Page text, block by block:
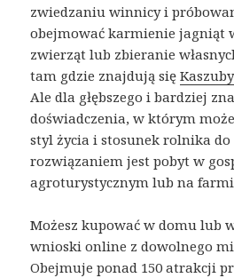
zwiedzaniu winnicy i
obejmować karmienie jagniąt
zwierząt lub zbieranie
tam gdzie znajdują się
Ale dla głębszego i bardziej
doświadczenia, w którym
styl życia i stosunek rolnika
rozwiązaniem jest pobyt w
agroturystycznym lub na
Możesz kupować w domu lub
wnioski online z dowolnego
Obejmuje ponad 150 atrakcji